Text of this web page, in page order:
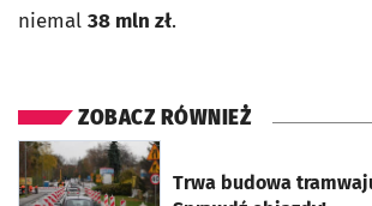
niemal 38 mln zł.
ZOBACZ RÓWNIEŻ
Trwa budowa
otworzy się w nowej karcie